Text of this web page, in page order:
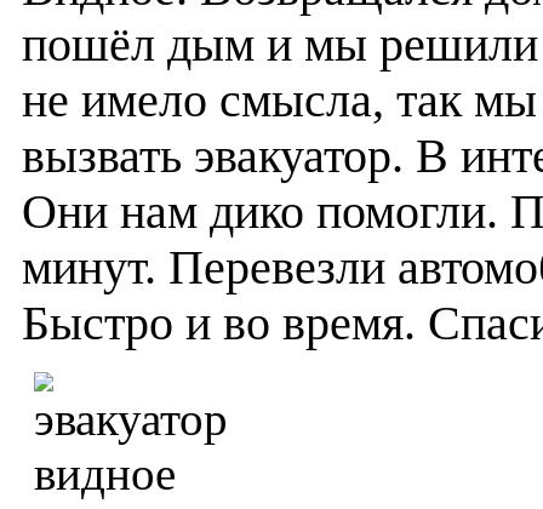
пошёл дым и мы решили
не имело смысла, так
вызвать эвакуатор. В
Они нам дико помогли.
минут. Перевезли
Быстро и во время.